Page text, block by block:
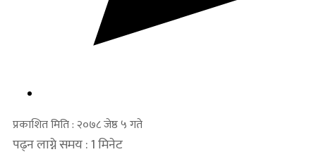
प्रकाशित मिति : २०७८ जेष्ठ ५ गते
पढ्न लाग्ने समय : 1 मिनेट